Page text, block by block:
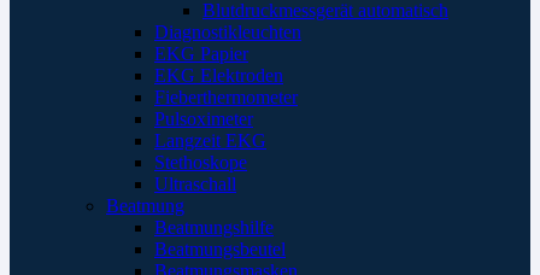
Blutdruckmessgerät automatisch
Diagnostikleuchten
EKG Papier
EKG Elektroden
Fieberthermometer
Pulsoximeter
Langzeit EKG
Stethoskope
Ultraschall
Beatmung
Beatmungshilfe
Beatmungsbeutel
Beatmungsmasken